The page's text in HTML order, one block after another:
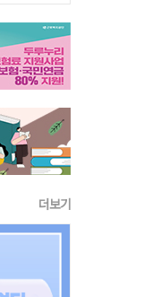
더보기